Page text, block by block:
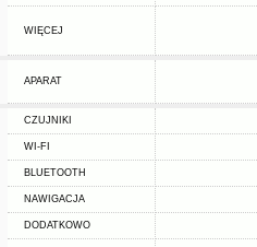
WIĘCEJ
APARAT
CZUJNIKI
WI-FI
BLUETOOTH
NAWIGACJA
DODATKOWO